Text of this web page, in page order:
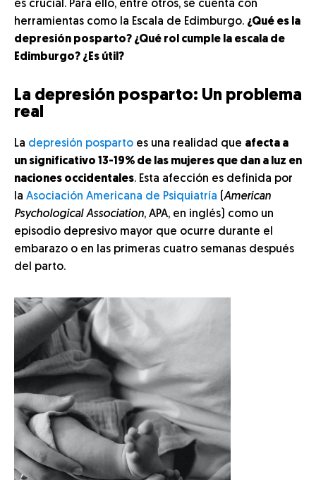
es crucial. Para ello, entre otros, se cuenta con
herramientas como la Escala de Edimburgo. ¿Qué es la
depresión posparto? ¿Qué rol cumple la escala de
Edimburgo? ¿Es útil?
La depresión posparto: Un problema
real
La depresión posparto es una realidad que afecta a
un significativo 13-19% de las mujeres que dan a luz en
naciones occidentales. Esta afección es definida por
la Asociación Americana de Psiquiatría (American
Psychological Association, APA, en inglés) como un
episodio depresivo mayor que ocurre durante el
embarazo o en las primeras cuatro semanas después
del parto.